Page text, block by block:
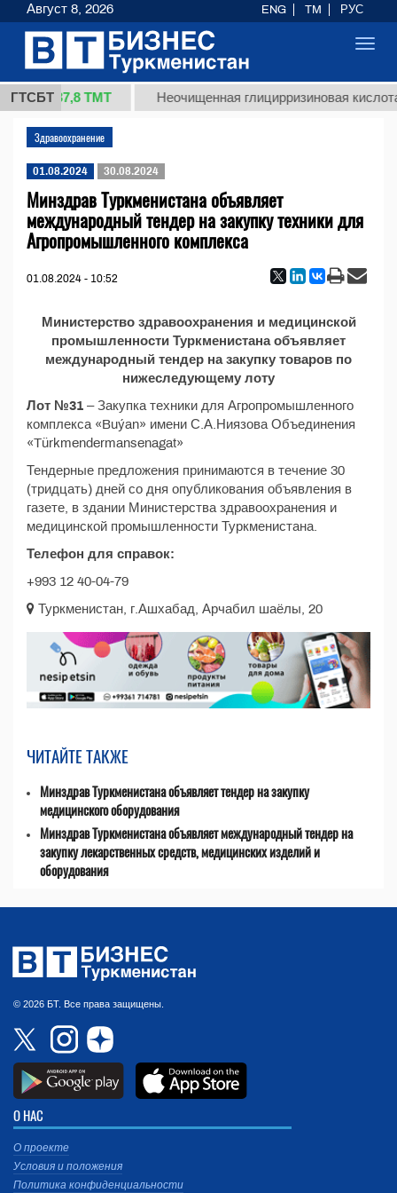
ГТСБТ
1 (кг.) 37,8 ТМТ Неочищенная глицирризиновая
Здравоохранение
01.08.2024 30.08.2024
Минздрав Туркменистана объявляет
международный тендер на закупку техники для
Агропромышленного комплекса
01.08.2024 - 10:52
Министерство здравоохранения и медицинской
промышленности Туркменистана объявляет
международный тендер на закупку товаров по
нижеследующему лоту
Лот №31 – Закупка техники для Агропромышленного
комплекса «Buýan» имени С.А.Ниязова Объединения
«Türkmendermansenagat»
Тендерные предложения принимаются в течение 30
(тридцать) дней со дня опубликования объявления в
газете, в здании Министерства здравоохранения и
медицинской промышленности Туркменистана.
Телефон для справок:
+993 12 40-04-79
Туркменистан, г.Ашхабад, Арчабил шаёлы, 20
ЧИТАЙТЕ ТАКЖЕ
Минздрав Туркменистана объявляет тендер на закупку
медицинского оборудования
Минздрав Туркменистана объявляет международный тендер на
закупку лекарственных средств, медицинских изделий и
оборудования
© 2026 БТ. Все права защищены.
О НАС
О проекте
Условия и положения
Политика конфиденциальности
Август 8, 2026 ENG TM РУС